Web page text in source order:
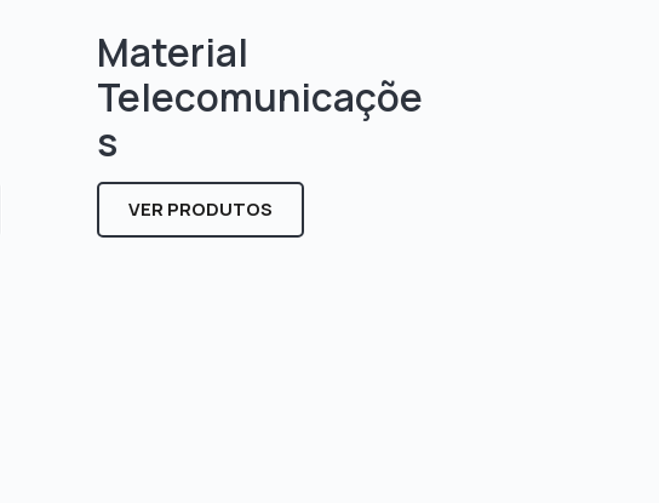
Material
Telecomunicaçõe
s
VER PRODUTOS